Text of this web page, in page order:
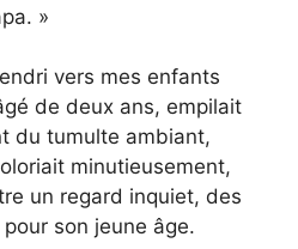
»
vers mes enfants
de deux ans, empilait
du tumulte ambiant,
minutieusement,
un regard inquiet, des
son jeune âge.